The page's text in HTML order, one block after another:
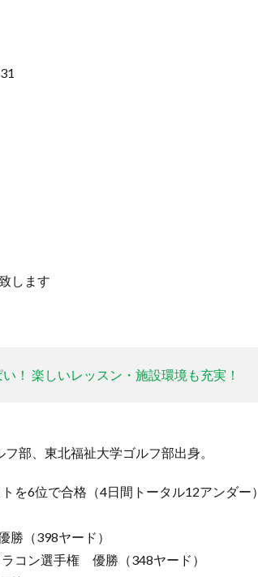
します
！ 楽しいレッスン・施設環境も充実！
部、東北福祉大学ゴルフ部出身。
6位で合格（4日間トータル12アンダー）
（398ヤード）
コン選手権 優勝（348ヤード）